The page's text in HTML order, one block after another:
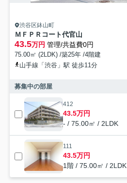
渋谷区鉢山町
ＭＦＰＲコート代官山
43.5万円 管理/共益費0円
75.00㎡ (2LDK) /築25年 /4階建
山手線「渋谷」駅 徒歩11分
募集中の部屋
412
43.5万円
- / 75.00㎡ / 2LDK
111
43.5万円
1階 / 75.00㎡ / 2LDK